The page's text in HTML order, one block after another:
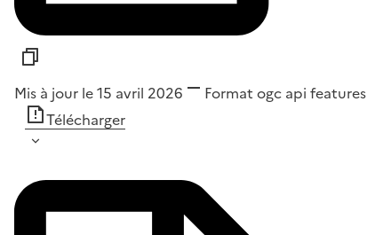
Mis à jour le 15 avril 2026 Format ogc api features
Télécharger